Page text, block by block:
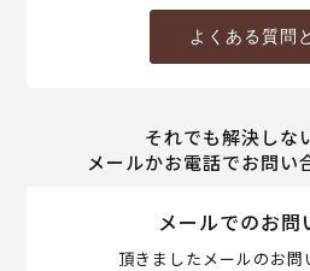
よくある質問
それでも解決しな
メールかお電話でお問い
メールでのお問
頂きましたメールのお問